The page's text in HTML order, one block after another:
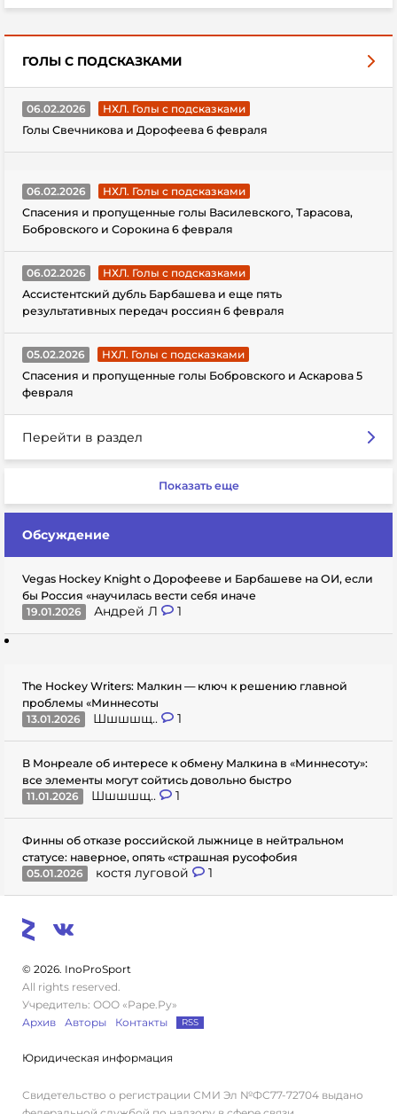
ГОЛЫ С ПОДСКАЗКАМИ
06.02.2026
НХЛ. Голы с подсказками
Голы Свечникова и Дорофеева 6 февраля
06.02.2026
НХЛ. Голы с подсказками
Спасения и пропущенные голы Василевского, Тарасова,
Бобровского и Сорокина 6 февраля
06.02.2026
НХЛ. Голы с подсказками
Ассистентский дубль Барбашева и еще пять
результативных передач россиян 6 февраля
05.02.2026
НХЛ. Голы с подсказками
Спасения и пропущенные голы Бобровского и Аскарова 5
февраля
Перейти в раздел
Показать еще
Обсуждение
Vegas Hockey Knight о Дорофееве и Барбашеве на ОИ, если
бы Россия «научилась вести себя иначе
19.01.2026
Андрей Л 1
The Hockey Writers: Малкин — ключ к решению главной
проблемы «Миннесоты
13.01.2026
Шшшшщ.. 1
В Монреале об интересе к обмену Малкина в «Миннесоту»:
все элементы могут сойтись довольно быстро
11.01.2026
Шшшшщ.. 1
Финны об отказе российской лыжнице в нейтральном
статусе: наверное, опять «страшная русофобия
05.01.2026
костя луговой 1
© 2026. InoProSport
All rights reserved.
Учредитель: ООО «Раре.Ру»
Архив
Авторы Контакты RSS
Юридическая информация
Свидетельство о регистрации СМИ Эл №ФС77-72704 выдано